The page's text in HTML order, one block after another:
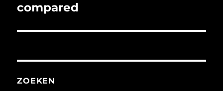
bericht:
compared
ZOEKEN